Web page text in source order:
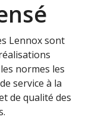
Lennox sont
normes les
service à la
de qualité des